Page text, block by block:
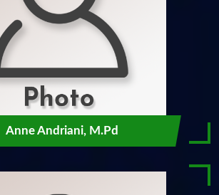
Anne Andriani, M.Pd